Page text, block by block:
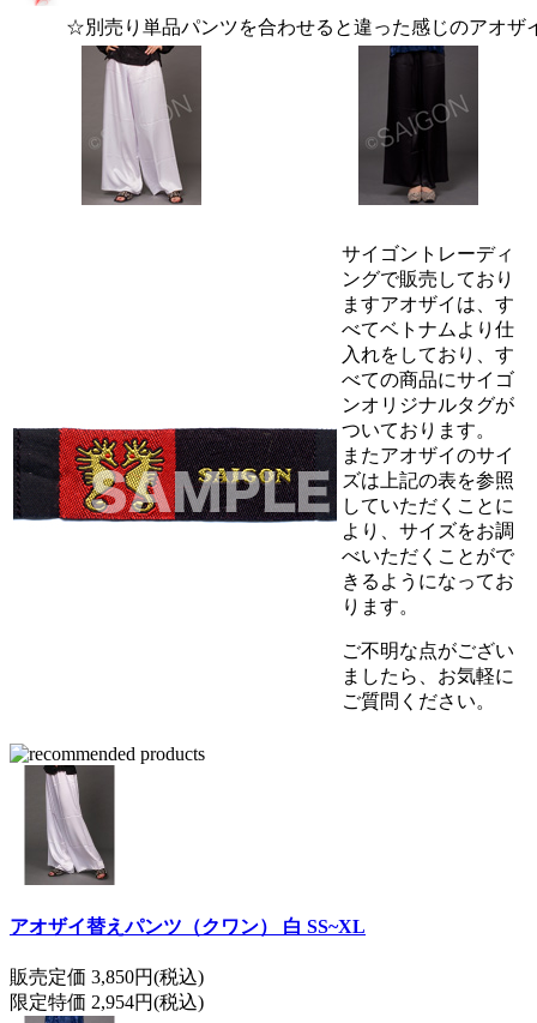
☆別売り単品パンツを合わせると違った感じのアオザ
サイゴントレーディ
ングで販売しており
ますアオザイは、す
べてベトナムより仕
入れをしており、す
べての商品にサイゴ
ンオリジナルタグが
ついております。
またアオザイのサイ
ズは上記の表を参照
していただくことに
より、サイズをお調
べいただくことがで
きるようになってお
ります。
ご不明な点がござい
ましたら、お気軽に
ご質問ください。
アオザイ替えパンツ（クワン） 白 SS~XL
販売定価 3,850円(税込)
限定特価 2,954円(税込)